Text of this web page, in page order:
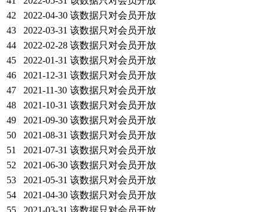
42
2022-04-30 该数据只对会员开放
43
2022-03-31 该数据只对会员开放
44
2022-02-28 该数据只对会员开放
45
2022-01-31 该数据只对会员开放
46
2021-12-31 该数据只对会员开放
47
2021-11-30 该数据只对会员开放
48
2021-10-31 该数据只对会员开放
49
2021-09-30 该数据只对会员开放
50
2021-08-31 该数据只对会员开放
51
2021-07-31 该数据只对会员开放
52
2021-06-30 该数据只对会员开放
53
2021-05-31 该数据只对会员开放
54
2021-04-30 该数据只对会员开放